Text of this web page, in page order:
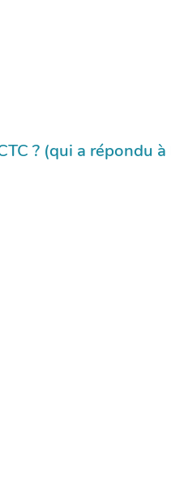
? (qui a répondu